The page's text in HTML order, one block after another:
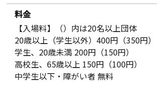
料金
【入場料】（）内は20名以上団体
20歳以上（学生以外）400円（350円）
学生、20歳未満 200円（150円）
高校生、65歳以上 150円（100円）
中学生以下・障がい者 無料